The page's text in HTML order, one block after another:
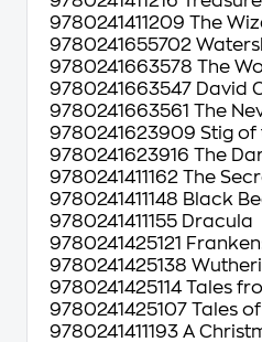
9780241411209 The
9780241655702
9780241663578 The
9780241663547 David
9780241663561 The
9780241623909 Stig of
9780241623916 The
9780241411162 The
9780241411148 Black
9780241411155 Dracula
9780241425121
9780241425138
9780241425114 Tales
9780241425107 Tales
9780241411193 A